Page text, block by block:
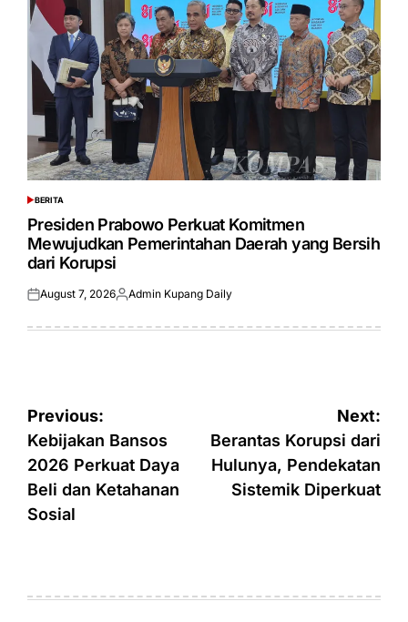
POSTED
IN
BERITA
Presiden Prabowo Perkuat Komitmen
Mewujudkan Pemerintahan Daerah yang Bersih
dari Korupsi
Posted
August 7, 2026Posted
Admin Kupang Daily
Post
navigation
Previous:
Kebijakan Bansos
2026 Perkuat Daya
Beli dan Ketahanan
Sosial
Next:
Berantas Korupsi dari
Hulunya, Pendekatan
Sistemik Diperkuat